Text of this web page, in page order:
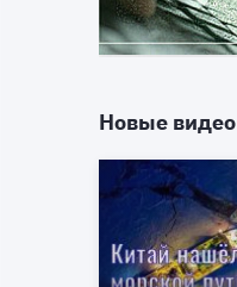
Новые видео